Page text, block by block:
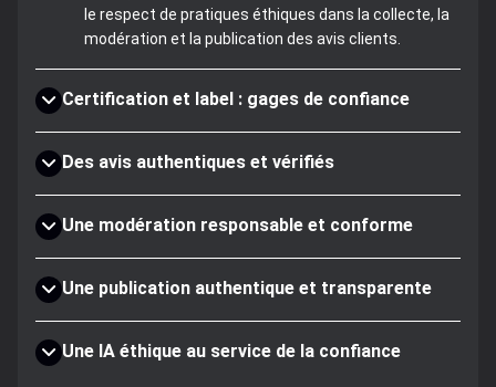
le respect de pratiques éthiques dans la collecte, la
modération et la publication des avis clients.
Certification et label : gages de confiance
Des avis authentiques et vérifiés
Une modération responsable et conforme
Une publication authentique et transparente
Une IA éthique au service de la confiance